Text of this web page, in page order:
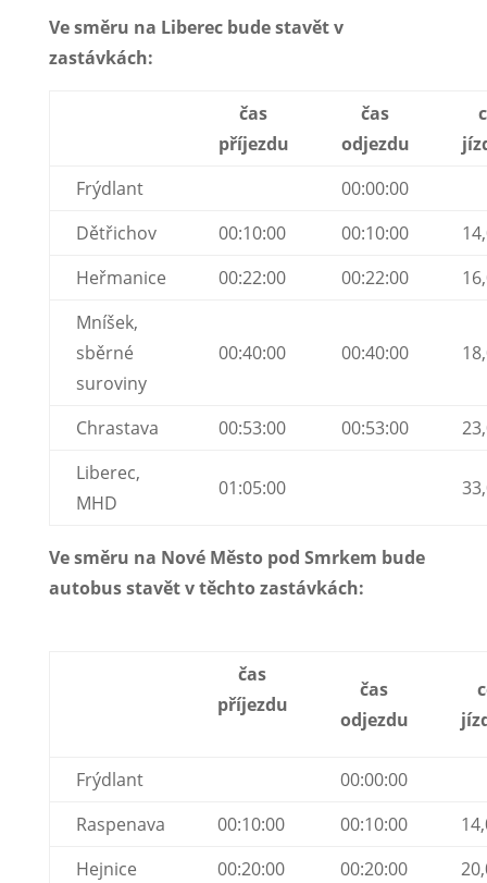
Ve směru na Liberec bude stavět v
zastávkách:
čas
příjezdu
čas
odjezdu
Frýdlant
00:00:00
Dětřichov
00:10:00 00:10:00
Heřmanice
00:22:00 00:22:00
Mníšek,
sběrné
suroviny
00:40:00 00:40:00
Chrastava 00:53:00 00:53:00
Liberec,
MHD
01:05:00
Ve směru na Nové Město pod Smrkem bude
autobus stavět v těchto zastávkách:
čas
příjezdu
čas
odjezdu
Frýdlant
00:00:00
Raspenava
00:10:00 00:10:00
Hejnice
00:20:00 00:20:00